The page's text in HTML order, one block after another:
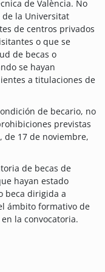
de València. No
la Universitat
de centros privados
o que se
de becas o
se hayan
a titulaciones de
de becario, no
previstas
de 17 de noviembre,
de becas de
hayan estado
beca dirigida a
ámbito formativo de
la convocatoria.